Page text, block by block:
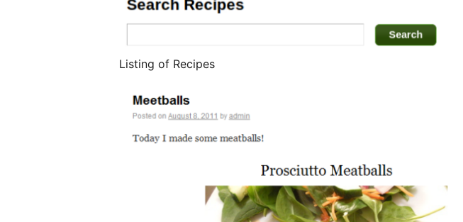
Listing of Recipes